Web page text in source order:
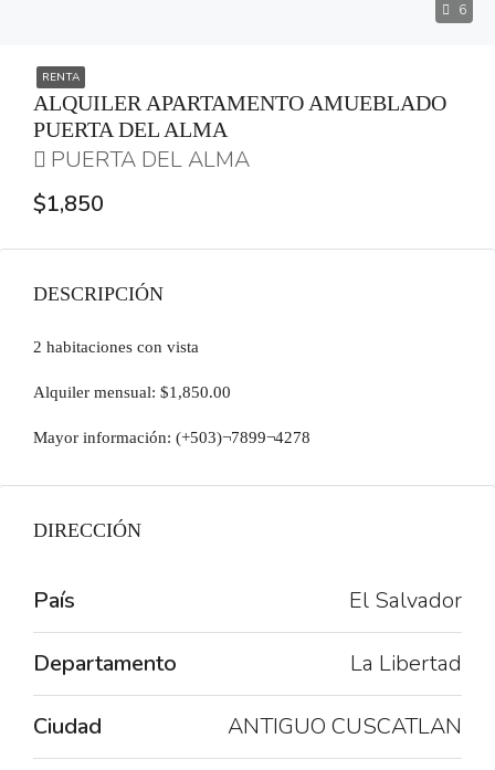
6
RENTA
ALQUILER APARTAMENTO AMUEBLADO
PUERTA DEL ALMA
PUERTA DEL ALMA
$1,850
DESCRIPCIÓN
2 habitaciones con vista
Alquiler mensual: $1,850.00
Mayor información: (+503)¬7899¬4278
DIRECCIÓN
País El Salvador
Departamento La Libertad
Ciudad ANTIGUO CUSCATLAN